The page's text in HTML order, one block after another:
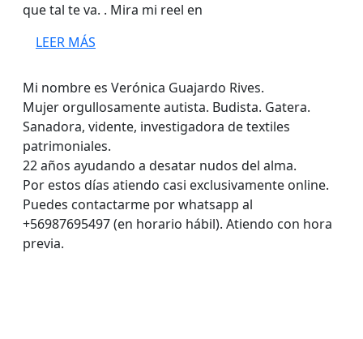
que tal te va. . Mira mi reel en
LEER MÁS
Mi nombre es Verónica Guajardo Rives.
Mujer orgullosamente autista. Budista. Gatera.
Sanadora, vidente, investigadora de textiles
patrimoniales.
22 años ayudando a desatar nudos del alma.
Por estos días atiendo casi exclusivamente online.
Puedes contactarme por whatsapp al
+56987695497 (en horario hábil). Atiendo con hora
previa.